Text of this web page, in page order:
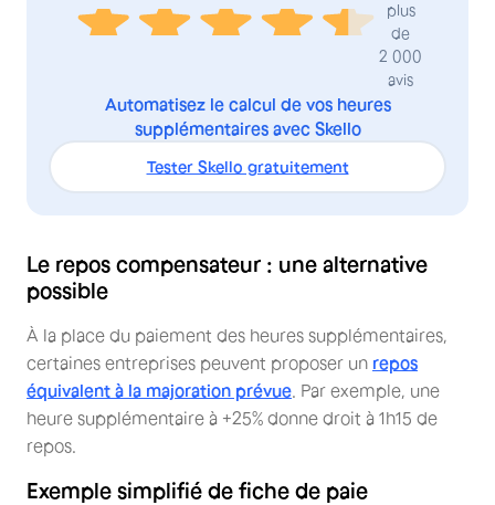
plus
de
2 000
avis
Automatisez le calcul de vos heures
supplémentaires avec Skello
Tester Skello gratuitement
Le repos compensateur : une alternative
possible
À la place du paiement des heures supplémentaires,
certaines entreprises peuvent proposer un repos
équivalent à la majoration prévue . Par exemple, une
heure supplémentaire à +25% donne droit à 1h15 de
repos.
Exemple simplifié de fiche de paie